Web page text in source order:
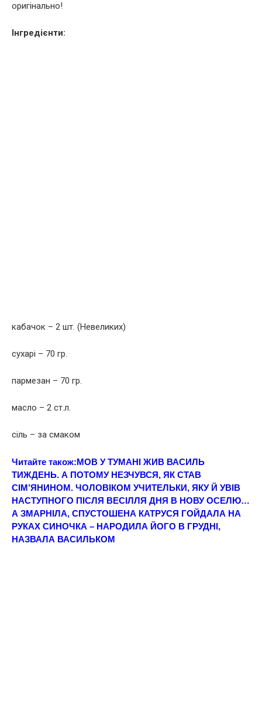
оригінально!
Інгредієнти:
кабачок – 2 шт. (Невеликих)
сухарі – 70 гр.
пармезан – 70 гр.
масло – 2 ст.л.
сіль – за смаком
Читайте також:МОВ У ТУМАНІ ЖИВ ВАСИЛЬ
ТИЖДЕНЬ. А ПОТОМУ НЕЗЧУВСЯ, ЯК СТАВ
СІМ’ЯНИНОМ. ЧОЛОВІКОМ УЧИТЕЛЬКИ, ЯКУ Й УВІВ
НАСТУПНОГО ПІСЛЯ ВЕСІЛЛЯ ДНЯ В НОВУ ОСЕЛЮ…
А ЗМАРНІЛА, СПУСТОШЕНА КАТРУСЯ ГОЙДАЛА НА
РУКАХ СИНОЧКА – НАPOДИЛА ЙОГО В ГPУДНІ,
НАЗВАЛА ВАСИЛЬКОМ